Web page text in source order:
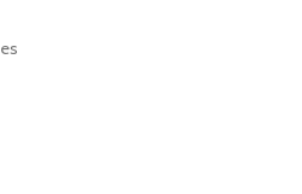
precisão em distâncias médias
melhor usabilidade
perfeita de potência, precisão e
357 MAG – Sistema Marlin é a
desempenho de uma